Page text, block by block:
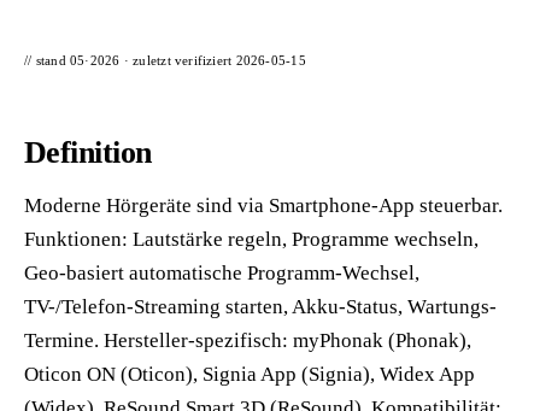
// stand 05·2026 · zuletzt verifiziert 2026-05-15
Definition
Moderne Hörgeräte sind via Smartphone-App steuerbar.
Funktionen: Lautstärke regeln, Programme wechseln,
Geo-basiert automatische Programm-Wechsel,
TV-/Telefon-Streaming starten, Akku-Status, Wartungs-
Termine. Hersteller-spezifisch: myPhonak (Phonak),
Oticon ON (Oticon), Signia App (Signia), Widex App